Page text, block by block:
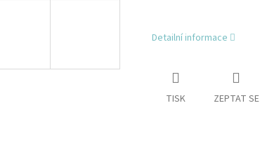
Detailní informace
TISK ZEPTAT SE